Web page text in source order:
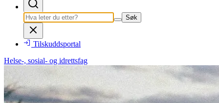
Søk
Tilskuddsportal
Helse-, sosial- og idrettsfag